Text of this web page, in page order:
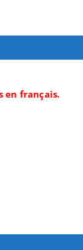
en français.